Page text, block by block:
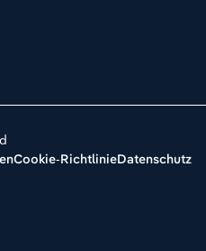
Cookie-RichtlinieDatenschutz